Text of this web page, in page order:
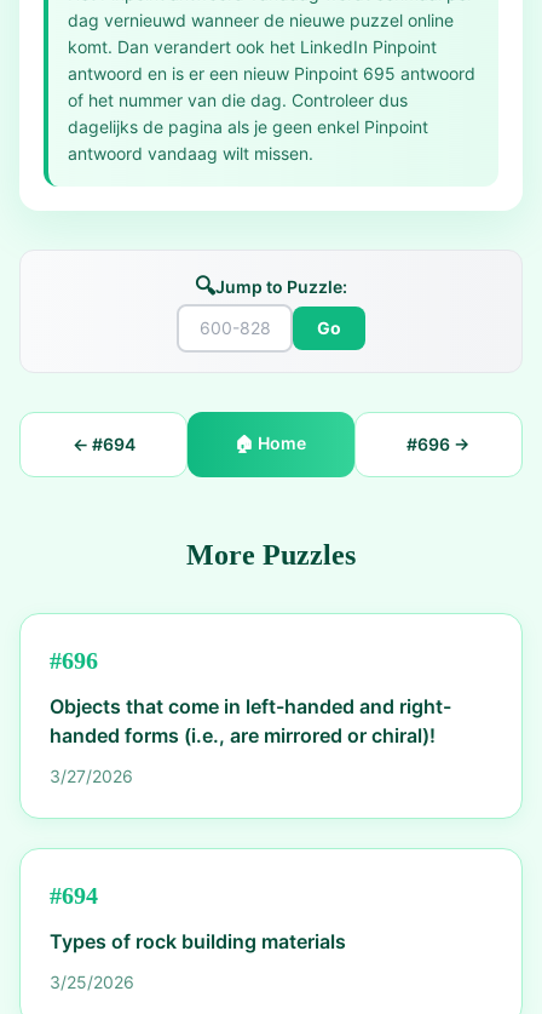
dag vernieuwd wanneer de nieuwe puzzel online
komt. Dan verandert ook het LinkedIn Pinpoint
antwoord en is er een nieuw Pinpoint 695 antwoord
of het nummer van die dag. Controleer dus
dagelijks de pagina als je geen enkel Pinpoint
antwoord vandaag wilt missen.
🔍Jump to Puzzle:
Go
← #694 🏠 Home #696 →
More Puzzles
#696
Objects that come in left-handed and right-
handed forms (i.e., are mirrored or chiral)!
3/27/2026
#694
Types of rock building materials
3/25/2026